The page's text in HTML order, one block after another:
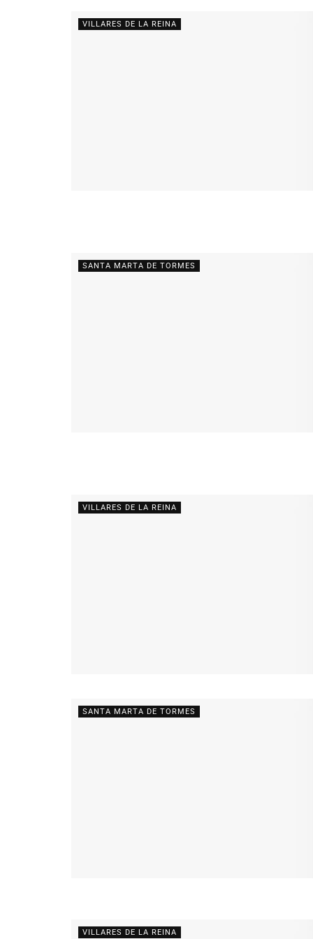
VILLARES DE LA REINA
SANTA MARTA DE TORMES
VILLARES DE LA REINA
SANTA MARTA DE TORMES
VILLARES DE LA REINA